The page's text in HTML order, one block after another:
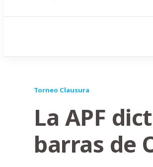
Torneo Clausura
La APF
barras de